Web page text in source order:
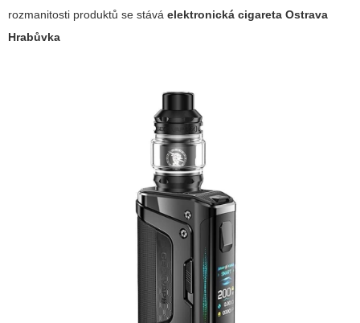
rozmanitosti produktů se stává elektronická cigareta Ostrava
Hrabůvka